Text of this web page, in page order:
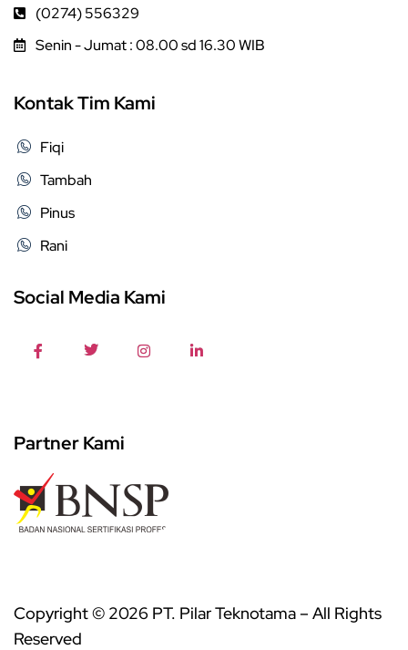
(0274) 556329
Senin - Jumat : 08.00 sd 16.30 WIB
Kontak Tim Kami
Fiqi
Tambah
Pinus
Rani
Social Media Kami
Partner Kami
Copyright © 2026 PT. Pilar Teknotama – All Rights
Reserved